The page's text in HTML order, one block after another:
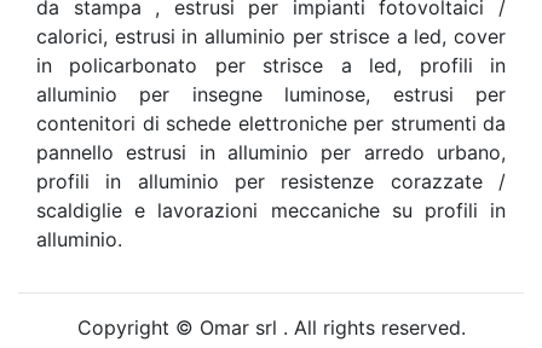
da stampa , estrusi per impianti fotovoltaici /
calorici, estrusi in alluminio per strisce a led, cover
in policarbonato per strisce a led, profili in
alluminio per insegne luminose, estrusi per
contenitori di schede elettroniche per strumenti da
pannello estrusi in alluminio per arredo urbano,
profili in alluminio per resistenze corazzate /
scaldiglie e lavorazioni meccaniche su profili in
alluminio.
Copyright © Omar srl . All rights reserved.